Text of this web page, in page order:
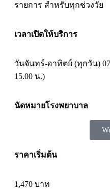
รายการ สำหรับทุกช่วงวัย
เวลาเปิดให้บริการ
วันจันทร์-อาทิตย์ (ทุกวัน)
15.00 น.)
นัดหมายโรงพยาบาล
ราคาเริ่มต้น
1,470 บาท